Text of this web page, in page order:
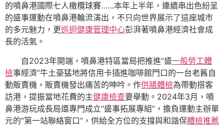
的噴鼻港國際七人橄欖球賽……本年上半年，連續串出色紛呈
的盛事運動在噴鼻港輪流演出，不只向世界展示了這座城市
的多元魅力，更巡迴健康管理中心彭湃著噴鼻港經濟社會成
長的活氣。
自2023年開端，噴鼻港特區當局把推進“盛一般勞工體
檢事經濟”牛土豪猛地將信用卡插進咖啡館門口的一台老舊自
動販賣機，販賣機發出痛苦的呻吟。作供膳體檢為帶動搭客
訪港，提振當地花費的主健康檢查要舉動。2024年3月，噴
鼻港游玩成長局還專門成立“盛事拓展專組”，擔負運動主辦單
元的“第一站聯絡窗口”，供給全方位的支撐與和諧保體檢推薦